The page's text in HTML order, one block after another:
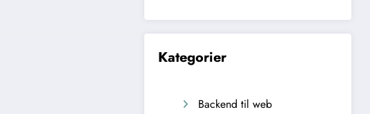
Kategorier
Backend til web